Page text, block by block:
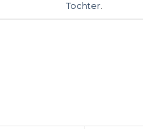
Tochter.